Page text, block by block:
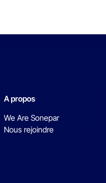
A propos
We Are Sonepar
Nous rejoindre